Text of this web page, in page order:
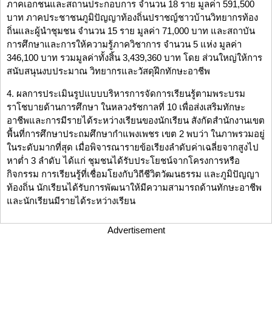
ภาคเอกชนและสถานประกอบการ จำนวน 18 ราย มูลค่า 591,500
บาท ภาคประชาชนภูมิปัญญาท้องถิ่นปราชญ์ชาวบ้านวิทยากรท้อง
ถิ่นและผู้นำชุมชน จำนวน 15 ราย มูลค่า 71,000 บาท และสถาบัน
การศึกษาและการให้ความรู้ภาควิชาการ จำนวน 5 แห่ง มูลค่า
346,100 บาท รวมมูลค่าทั้งสิ้น 3,439,360 บาท โดย ส่วนใหญ่ให้การ
สนับสนุนงบประมาณ วิทยากรและวัสดุฝึกทักษะอาชีพ
4. ผลการประเมินรูปแบบบริหารการจัดการเรียนรู้ตามพระบรม
ราโชบายด้านการศึกษา ในหลวงรัชกาลที่ 10 เพื่อส่งเสริมทักษะ
อาชีพและการมีรายได้ระหว่างเรียนของนักเรียน สังกัดสำนักงานเขต
พื้นที่การศึกษาประถมศึกษากำแพงเพชร เขต 2 พบว่า ในภาพรวมอยู่
ในระดับมากที่สุด เมื่อพิจารณารายข้อเรียงลำดับค่าเฉลี่ยจากสูงไป
หาต่ำ 3 ลำดับ ได้แก่ ชุมชนได้รับประโยชน์จากโครงการหรือ
กิจกรรม การเรียนรู้ที่เชื่อมโยงกับวิถีชีวิตวัฒนธรรม และภูมิปัญญา
ท้องถิ่น นักเรียนได้รับการพัฒนาให้มีความสามารถด้านทักษะอาชีพ
และนักเรียนมีรายได้ระหว่างเรียน
Advertisement